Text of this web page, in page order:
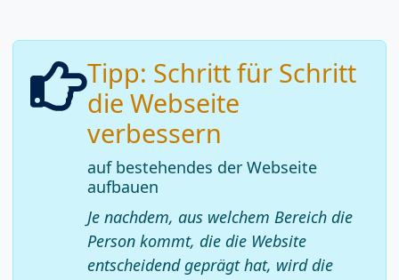
Tipp: Schritt für Schritt
die Webseite
verbessern
auf bestehendes der Webseite
aufbauen
Je nachdem, aus welchem Bereich die
Person kommt, die die Website
entscheidend geprägt hat, wird die